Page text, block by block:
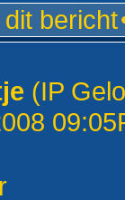
bericht
(IP